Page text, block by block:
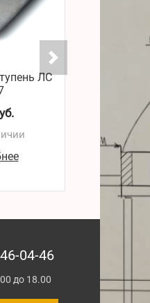
ЛС
102
В
04-46
до 18.00